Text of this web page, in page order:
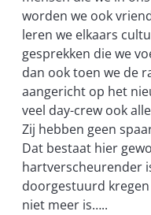
worden we ook
leren we elkaars
gesprekken die we
dan ook toen we de
aangericht op het
veel day-crew ook
Zij hebben geen
Dat bestaat hier
hartverscheurender
doorgestuurd
niet meer is…..